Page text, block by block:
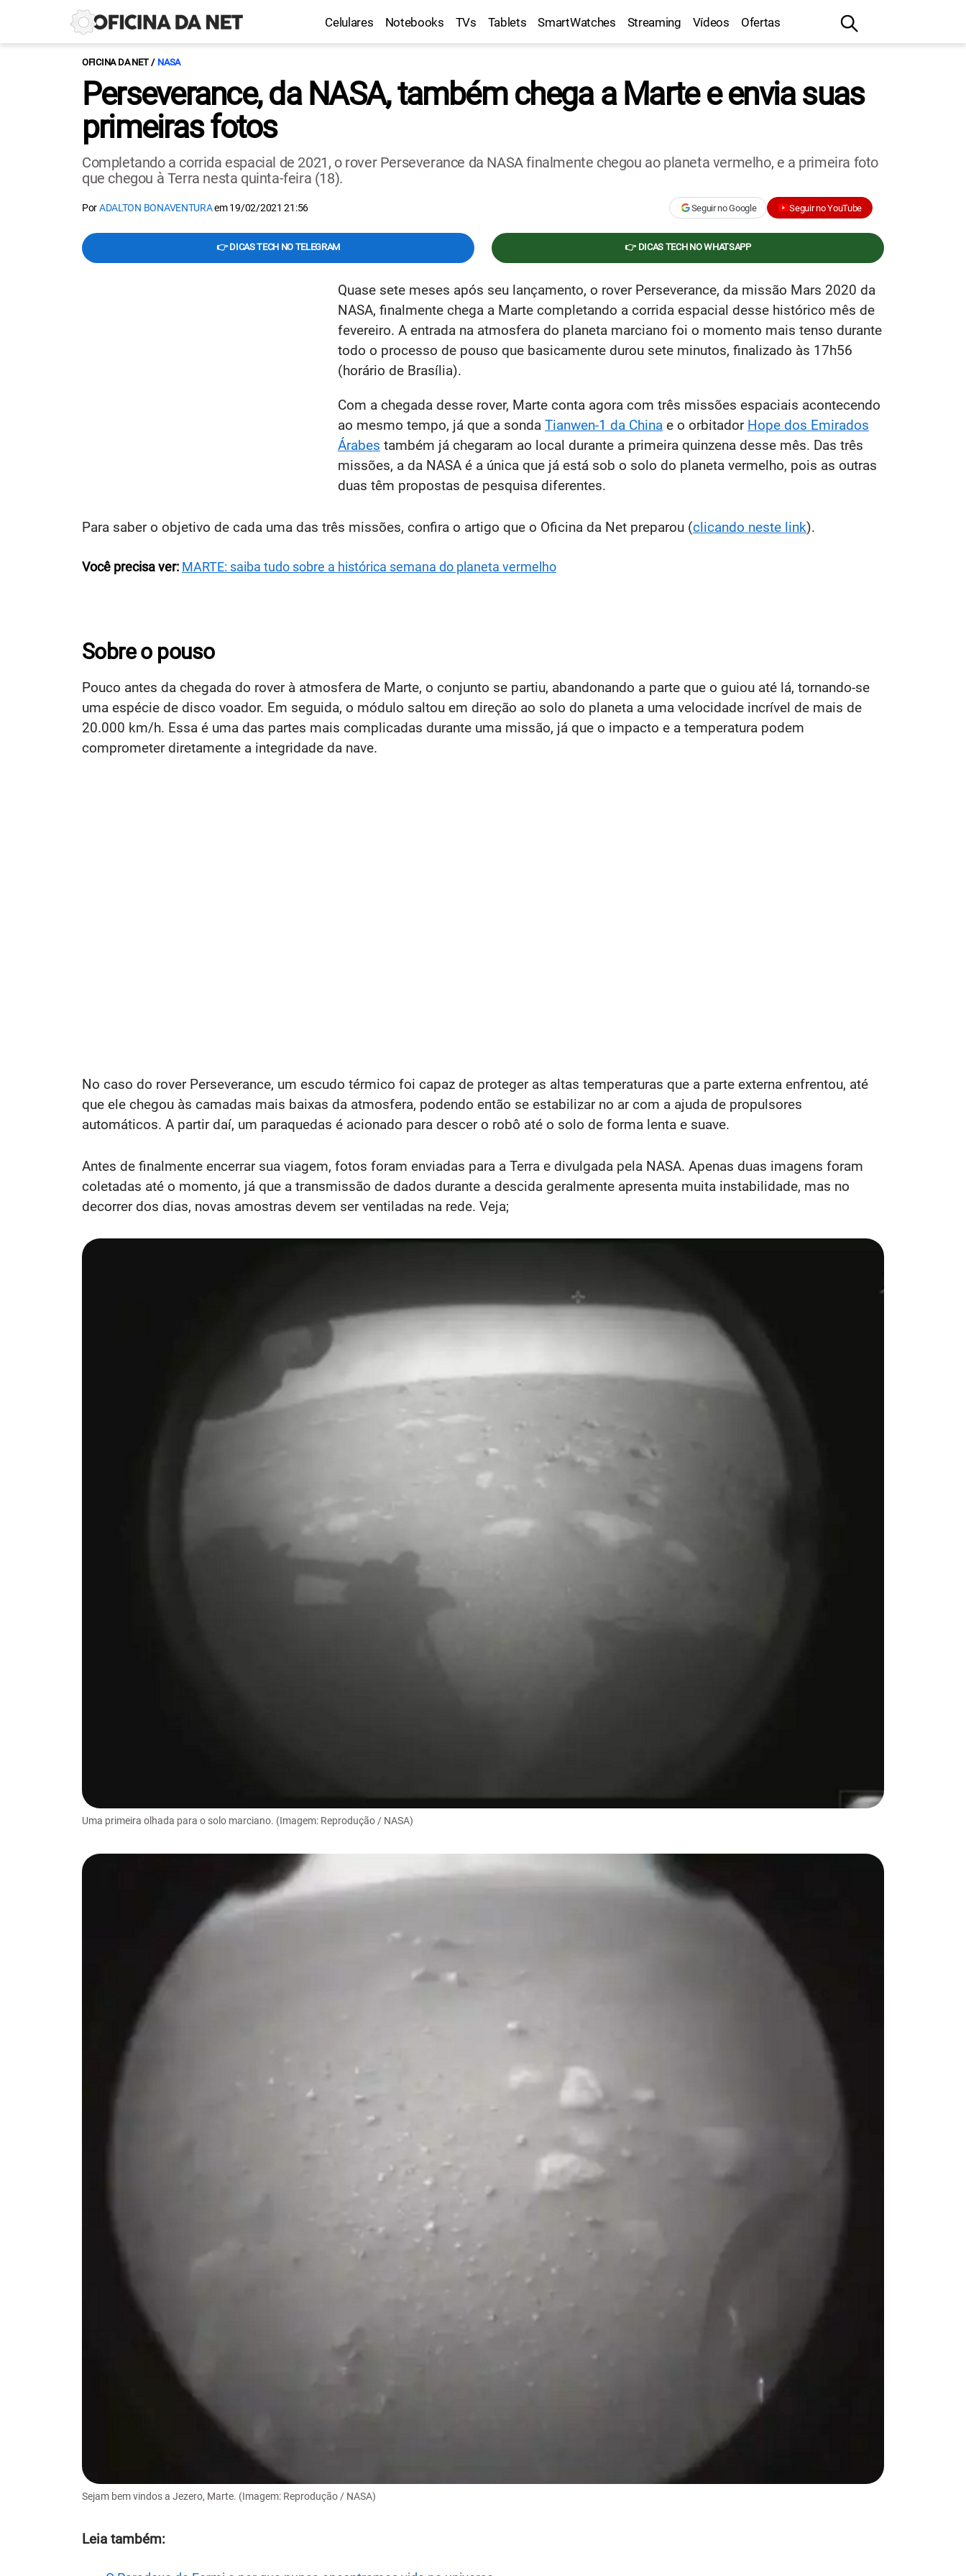
Celulares Notebooks TVs Tablets SmartWatches Streaming Vídeos Ofertas
OFICINA DA NET NASA
Perseverance, da NASA, também chega a Marte e envia suas
primeiras fotos
Completando a corrida espacial de 2021, o rover Perseverance da NASA finalmente chegou ao planeta vermelho, e a primeira foto
que chegou à Terra nesta quinta-feira (18).
PorADALTON BONAVENTURAem19/02/2021 21:56 Seguir no Google Seguir no YouTube
👉 DICAS TECH NO TELEGRAM 👉 DICAS TECH NO WHATSAPP
Quase sete meses após seu lançamento, o rover Perseverance, da missão Mars 2020 da
NASA, finalmente chega a Marte completando a corrida espacial desse histórico mês de
fevereiro. A entrada na atmosfera do planeta marciano foi o momento mais tenso durante
todo o processo de pouso que basicamente durou sete minutos, finalizado às 17h56
(horário de Brasília).
Com a chegada desse rover, Marte conta agora com três missões espaciais acontecendo
ao mesmo tempo, já que a sonda Tianwen-1 da China e o orbitador Hope dos Emirados
Árabes também já chegaram ao local durante a primeira quinzena desse mês. Das três
missões, a da NASA é a única que já está sob o solo do planeta vermelho, pois as outras
duas têm propostas de pesquisa diferentes.
Para saber o objetivo de cada uma das três missões, confira o artigo que o Oficina da Net preparou (clicando neste link).
Você precisa ver: MARTE: saiba tudo sobre a histórica semana do planeta vermelho
Sobre o pouso
Pouco antes da chegada do rover à atmosfera de Marte, o conjunto se partiu, abandonando a parte que o guiou até lá, tornando-se
uma espécie de disco voador. Em seguida, o módulo saltou em direção ao solo do planeta a uma velocidade incrível de mais de
20.000 km/h. Essa é uma das partes mais complicadas durante uma missão, já que o impacto e a temperatura podem
comprometer diretamente a integridade da nave.
No caso do rover Perseverance, um escudo térmico foi capaz de proteger as altas temperaturas que a parte externa enfrentou, até
que ele chegou às camadas mais baixas da atmosfera, podendo então se estabilizar no ar com a ajuda de propulsores
automáticos. A partir daí, um paraquedas é acionado para descer o robô até o solo de forma lenta e suave.
Antes de finalmente encerrar sua viagem, fotos foram enviadas para a Terra e divulgada pela NASA. Apenas duas imagens foram
coletadas até o momento, já que a transmissão de dados durante a descida geralmente apresenta muita instabilidade, mas no
decorrer dos dias, novas amostras devem ser ventiladas na rede. Veja;
Uma primeira olhada para o solo marciano. (Imagem: Reprodução / NASA)
Sejam bem vindos a Jezero, Marte. (Imagem: Reprodução / NASA)
Leia também: